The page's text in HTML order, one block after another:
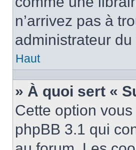
n’arrivez pas à
administrateur
Haut
» À quoi sert «
Cette option
phpBB 3.1 qui